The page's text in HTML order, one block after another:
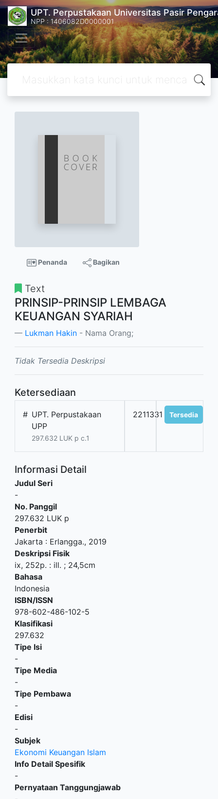
UPT. Perpustakaan Universitas Pasir
NPP : 1406082D0000001
Penanda Bagikan
Text
PRINSIP-PRINSIP LEMBAGA
KEUANGAN SYARIAH
Lukman Hakin - Nama Orang;
Tidak Tersedia Deskripsi
Ketersediaan
# UPT. Perpustakaan
UPP
297.632 LUK p c.1
2211331 Tersedia
Informasi Detail
Judul Seri
-
No. Panggil
297.632 LUK p
Penerbit
Jakarta : Erlangga., 2019
Deskripsi Fisik
ix, 252p. : ill. ; 24,5cm
Bahasa
Indonesia
ISBN/ISSN
978-602-486-102-5
Klasifikasi
297.632
Tipe Isi
-
Tipe Media
-
Tipe Pembawa
-
Edisi
-
Subjek
Ekonomi Keuangan Islam
Info Detail Spesifik
-
Pernyataan Tanggungjawab